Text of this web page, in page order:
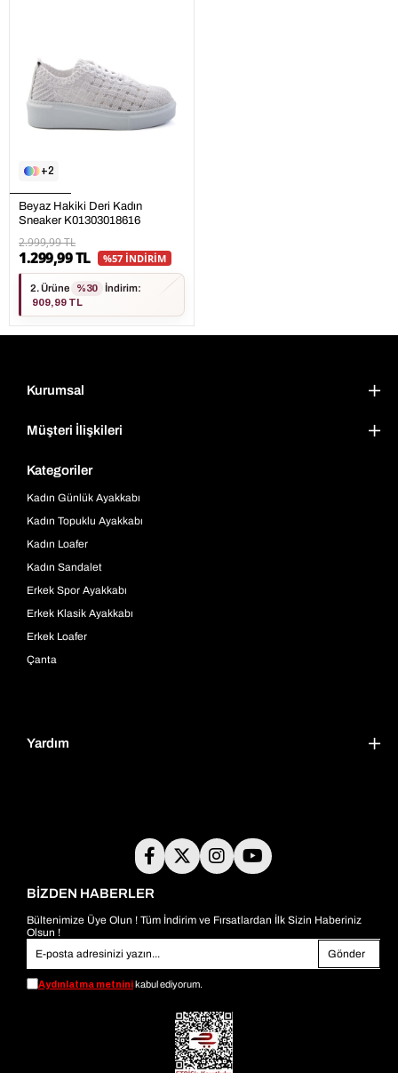
2
Beyaz Hakiki Deri Kadın
Sneaker K01303018616
2.999,99 TL
1.299,99 TL %57 İNDİRİM
2. Ürüne %30 İndirim:
909,99 TL
Kurumsal
Müşteri İlişkileri
Kategoriler
Kadın Günlük Ayakkabı
Kadın Topuklu Ayakkabı
Kadın Loafer
Kadın Sandalet
Erkek Spor Ayakkabı
Erkek Klasik Ayakkabı
Erkek Loafer
Çanta
Yardım
BİZDEN HABERLER
Bültenimize Üye Olun ! Tüm İndirim ve Fırsatlardan İlk Sizin Haberiniz
Olsun !
Gönder
Aydınlatma metninikabul ediyorum.